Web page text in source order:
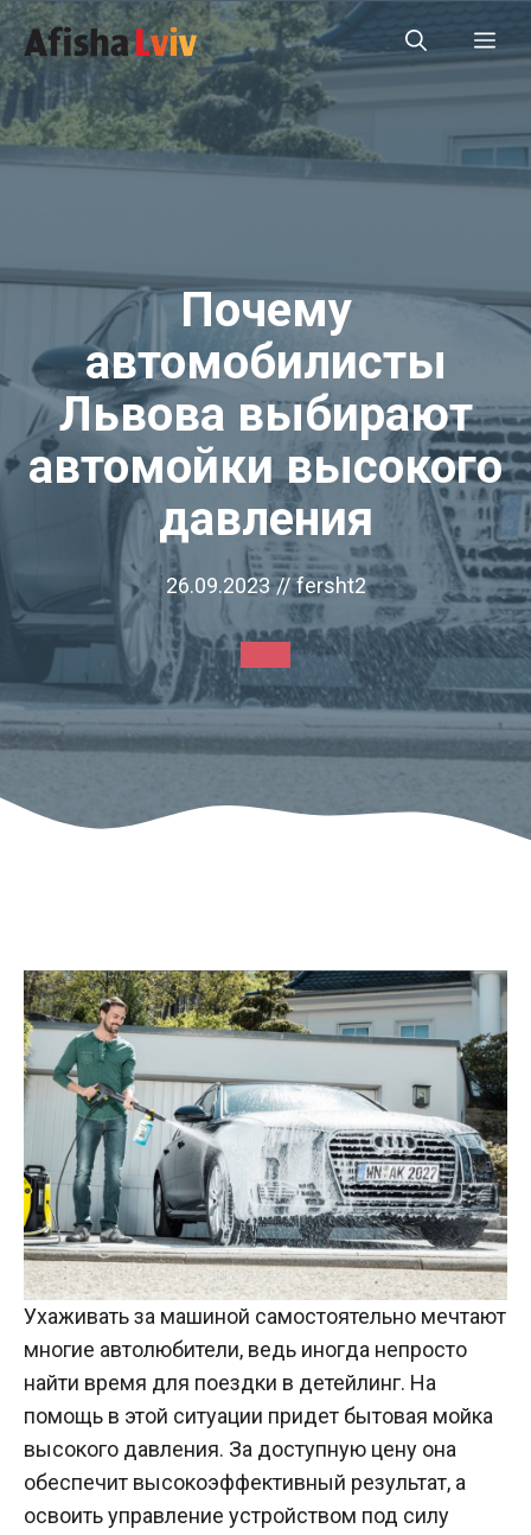
Перейти
до
вмісту
Почему
автомобилисты
Львова выбирают
автомойки высокого
давления
26.09.2023 // fersht2
Ухаживать за машиной самостоятельно мечтают
многие автолюбители, ведь иногда непросто
найти время для поездки в детейлинг. На
помощь в этой ситуации придет бытовая мойка
высокого давления. За доступную цену она
обеспечит высокоэффективный результат, а
освоить управление устройством под силу